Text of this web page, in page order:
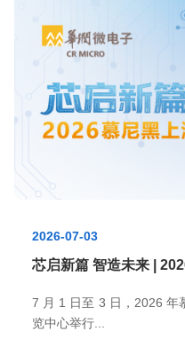
2026-07-03
芯启新篇 智造未来 |
7 月 1 日至 3 日，2026 年
览中心举行...